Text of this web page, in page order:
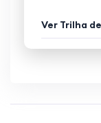
Ver Trilha